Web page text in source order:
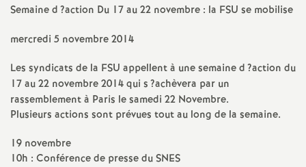
t
i
o
n
Semaine d?action Du 17 au 22 novembre : la FSU se mobilise
mercredi 5 novembre 2014
Les syndicats de la FSU appellent à une semaine d?action du
17 au 22 novembre 2014 qui s?achèvera par un
rassemblement à Paris le samedi 22 Novembre.
Plusieurs actions sont prévues tout au long de la semaine.
19 novembre
10h : Conférence de presse duSNES